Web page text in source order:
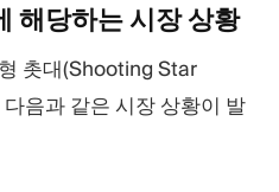
해당하는 시장상황
촛대(Shooting Star
음과 같은 시장 상황이 발